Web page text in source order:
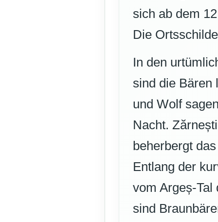
sich ab dem
Die
In den
sind die Bären
und Wolf
Nacht.
beherbergt
Entlang der
vom Argeș-Tal
sind